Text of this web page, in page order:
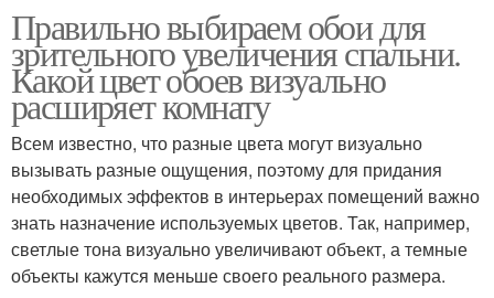
Правильно выбираем обои для
зрительного увеличения спальни.
Какой цвет обоев визуально
расширяет комнату
Всем известно, что разные цвета могут визуально
вызывать разные ощущения, поэтому для придания
необходимых эффектов в интерьерах помещений важно
знать назначение используемых цветов. Так, например,
светлые тона визуально увеличивают объект, а темные
объекты кажутся меньше своего реального размера.